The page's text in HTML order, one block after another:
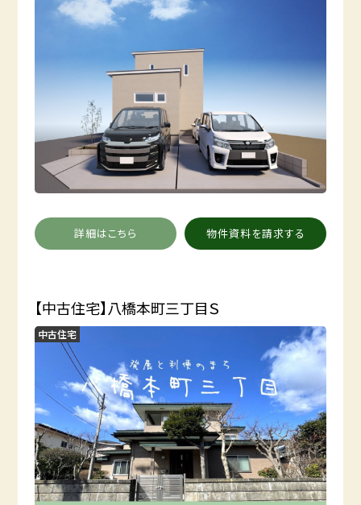
詳細はこちら 物件資料を請求する
【中古住宅】八橋本町三丁目Ｓ
中古住宅